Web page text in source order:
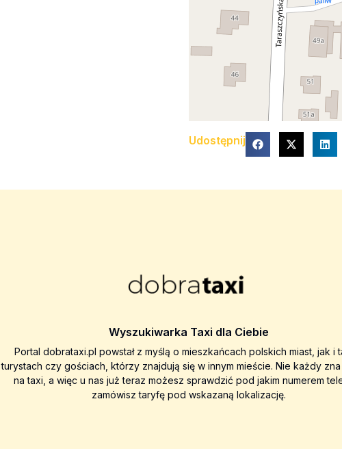
Udostępnij
Wyszukiwarka Taxi dla Ciebie
Portal dobrataxi.pl powstał z myślą o mieszkańcach polskich miast, jak i
turystach czy gościach, którzy znajdują się w innym mieście. Nie każdy
na taxi, a więc u nas już teraz możesz sprawdzić pod jakim numerem
zamówisz taryfę pod wskazaną lokalizację.